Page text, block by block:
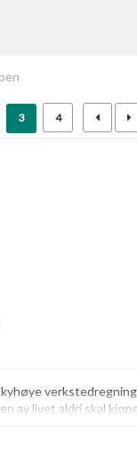
3 4
av livet aldri skal